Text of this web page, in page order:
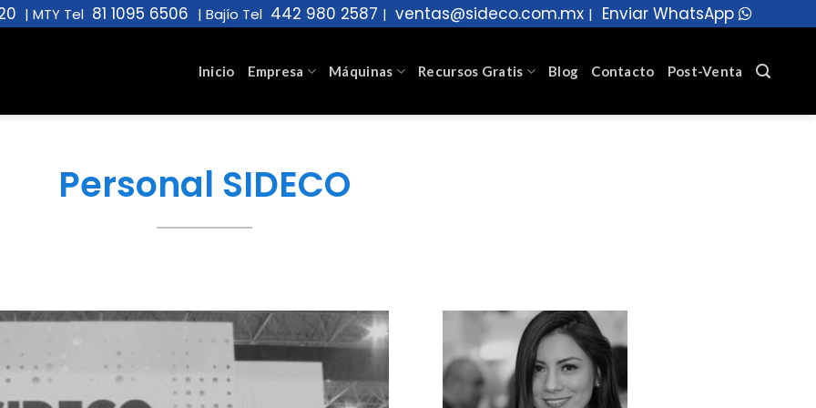
| MTY Tel 81 1095 6506 | Bajío Tel 442 980 2587 | ventas@sideco.com.mx | Enviar WhatsApp
Inicio Empresa Máquinas Recursos Gratis Blog Contacto Post-Venta
Personal SIDECO